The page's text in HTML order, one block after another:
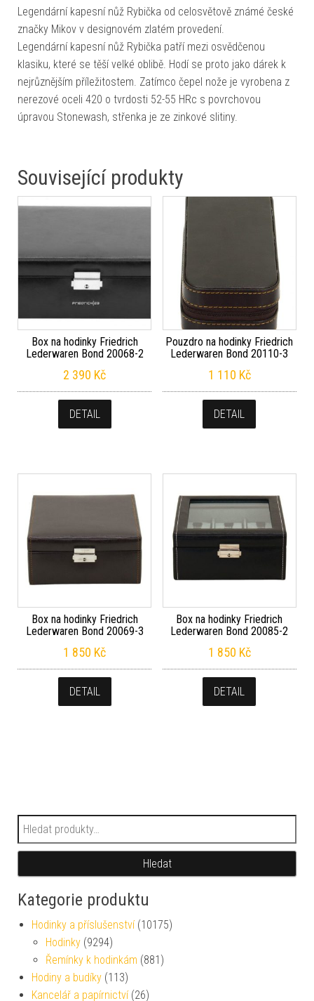
Legendární kapesní nůž Rybička od celosvětově známé české
značky Mikov v designovém zlatém provedení.
Legendární kapesní nůž Rybička patří mezi osvědčenou
klasiku, které se těší velké oblibě. Hodí se proto jako dárek k
nejrůznějším příležitostem. Zatímco čepel nože je vyrobena z
nerezové oceli 420 o tvrdosti 52-55 HRc s povrchovou
úpravou Stonewash, střenka je ze zinkové slitiny.
Související produkty
Box na hodinky Friedrich
Lederwaren Bond 20068-2
2 390 Kč
DETAIL
Pouzdro na hodinky Friedrich
Lederwaren Bond 20110-3
1 110 Kč
DETAIL
Box na hodinky Friedrich
Lederwaren Bond 20069-3
1 850 Kč
DETAIL
Box na hodinky Friedrich
Lederwaren Bond 20085-2
1 850 Kč
DETAIL
Hledat:
Hledat
Kategorie produktu
Hodinky a příslušenství (10175)
Hodinky (9294)
Řemínky k hodinkám (881)
Hodiny a budíky (113)
Kancelář a papírnictví (26)